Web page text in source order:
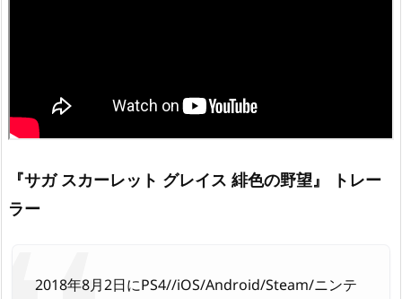
『サガ スカーレット グレイス 緋色の野望』 トレー
ラー
2018年8月2日にPS4//iOS/Android/Steam/ニンテ